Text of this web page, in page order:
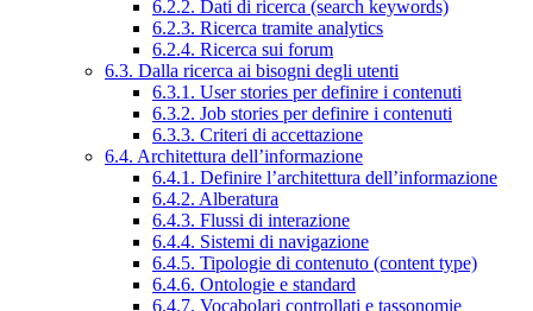
6.2.2. Dati di ricerca (search keywords)
6.2.3. Ricerca tramite analytics
6.2.4. Ricerca sui forum
6.3. Dalla ricerca ai bisogni degli utenti
6.3.1. User stories per definire i contenuti
6.3.2. Job stories per definire i contenuti
6.3.3. Criteri di accettazione
6.4. Architettura dell’informazione
6.4.1. Definire l’architettura dell’informazione
6.4.2. Alberatura
6.4.3. Flussi di interazione
6.4.4. Sistemi di navigazione
6.4.5. Tipologie di contenuto (content type)
6.4.6. Ontologie e standard
6.4.7. Vocabolari controllati e tassonomie